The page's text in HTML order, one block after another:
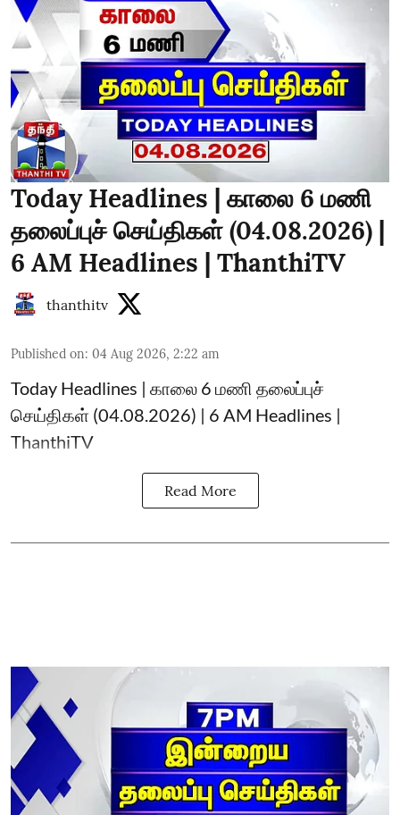
Today Headlines | காலை 6 மணி
தலைப்புச் செய்திகள் (04.08.2026) |
6 AM Headlines | ThanthiTV
thanthitv
Published on: 04 Aug 2026, 2:22 am
Today Headlines | காலை 6 மணி தலைப்புச்
செய்திகள் (04.08.2026) | 6 AM Headlines |
ThanthiTV
Read More